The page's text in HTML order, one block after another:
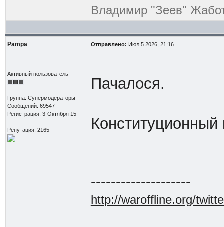
Владимир "Зеев"
Pampa Отправлено: Июл 5 2026, 21:16
Активный пользователь
Группа: Супермодераторы
Сообщений: 69547
Регистрация: 3-Октября 15
Репутация: 2165
Пачалося.
Конституционный
--------------------
http://waroffline.org/